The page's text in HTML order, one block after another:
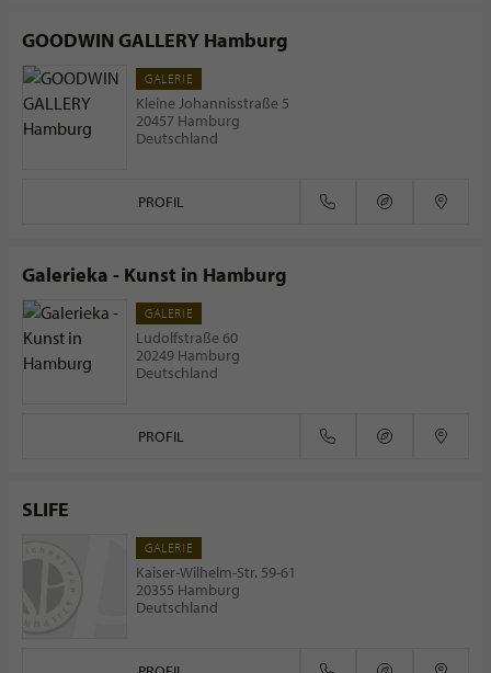
GOODWIN GALLERY Hamburg
GALERIE
Kleine Johannisstraße 5
20457 Hamburg
Deutschland
PROFIL
Galerieka - Kunst in Hamburg
GALERIE
Ludolfstraße 60
20249 Hamburg
Deutschland
PROFIL
SLIFE
GALERIE
Kaiser-Wilhelm-Str. 59-61
20355 Hamburg
Deutschland